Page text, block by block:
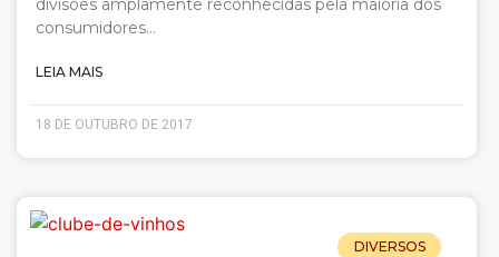
divisões amplamente reconhecidas pela maioria dos
consumidores…
LEIA MAIS
18 DE OUTUBRO DE 2017
DIVERSOS